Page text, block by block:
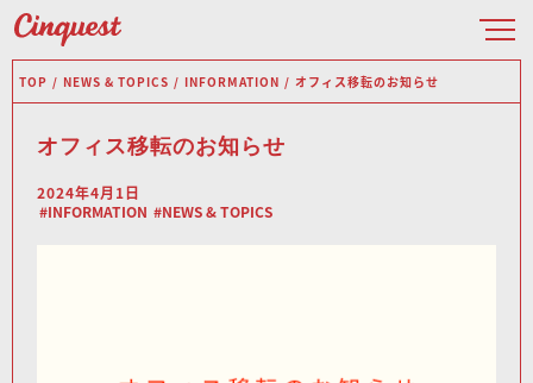
TOP NEWS & TOPICS INFORMATION オフィス移転のお知らせ
オフィス移転のお知らせ
2024年4月1日
INFORMATION
NEWS & TOPICS